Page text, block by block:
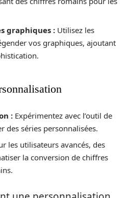
graphiques : Utilisez les
vos graphiques, ajoutant
: Expérimentez avec l’outil de
des séries personnalisées.
les utilisateurs avancés, des
la conversion de chiffres